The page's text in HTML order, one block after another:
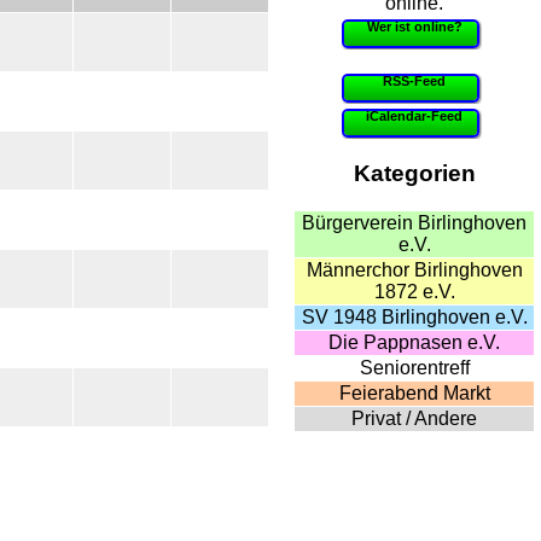
Wer ist online?
RSS-Feed
iCalendar-Feed
Kategorien
Bürgerverein Birlinghoven
e.V.
Männerchor Birlinghoven
1872 e.V.
SV 1948 Birlinghoven e.V.
Die Pappnasen e.V.
Seniorentreff
Feierabend Markt
Privat / Andere